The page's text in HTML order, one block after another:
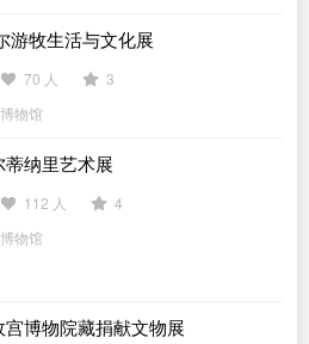
游牧生活与文化展
70 人
3
物馆
纳里艺术展
112 人
4
物馆
博物院藏捐献文物展